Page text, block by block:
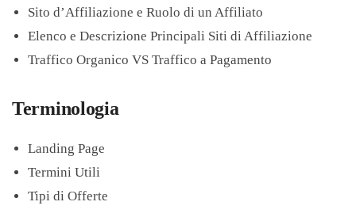
Sito d’Affiliazione e Ruolo di un Affiliato
Elenco e Descrizione Principali Siti di Affiliazione
Traffico Organico VS Traffico a Pagamento
Terminologia
Landing Page
Termini Utili
Tipi di Offerte